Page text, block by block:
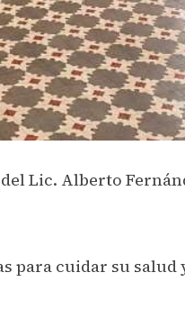
Lic. Alberto
para cuidar su salud